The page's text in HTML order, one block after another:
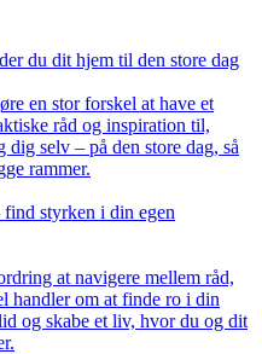
du dit hjem til den store dag
en stor forskel at have et
råd og inspiration til,
selv – på den store dag, så
rammer.
find styrken i din egen
at navigere mellem råd,
handler om at finde ro i din
og skabe et liv, hvor du og dit